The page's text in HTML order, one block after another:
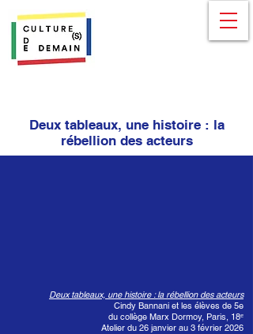
Deux tableaux, une histoire : la
rébellion des acteurs
Deux tableaux, une histoire : la rébellion des acteurs
Cindy Bannani et les élèves de 5e
du collège Marx Dormoy, Paris, 18ᵉ
Atelier du 26 janvier au 3 février 2026